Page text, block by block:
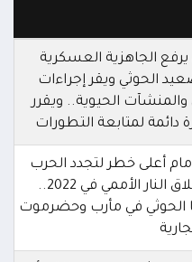
الجاهزية العسكرية
الحوثي ويقر إجراءات
والمنشآت الحيوية.. ويقرر
دائمة لمتابعة التطورات
أعلى خطر لتجدد الحرب
الشاملة منذ وقف إطلاق النار الأممي في 2022..
الحوثي في مأرب وحضرموت